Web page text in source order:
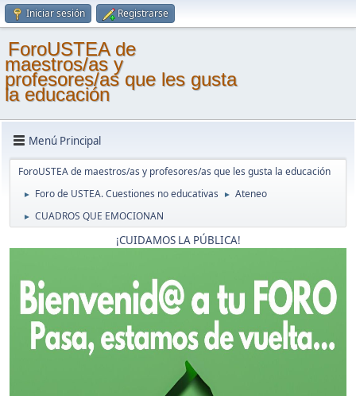
Iniciar sesión Registrarse
ForoUSTEA de
maestros/as y
profesores/as que les gusta
la educación
Menú Principal
ForoUSTEA de maestros/as y profesores/as que les gusta la educación
► Foro de USTEA. Cuestiones no educativas ► Ateneo
► CUADROS QUE EMOCIONAN
¡CUIDAMOS LA PÚBLICA!